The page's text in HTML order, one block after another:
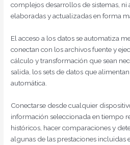
complejos desarrollos de sistemas, ni
elaboradas y actualizadas en forma
El acceso a los datos se automatiza
conectan con los archivos fuente y
cálculo y transformación que sean
salida, los sets de datos que
automática.
Conectarse desde cualquier
información seleccionada en tiempo
históricos, hacer comparaciones y
algunas de las prestaciones incluidas